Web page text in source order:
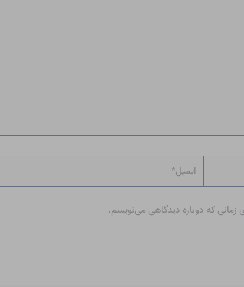
ایمیل*
زمانی که دوباره دیدگاهی می‌نویسم.